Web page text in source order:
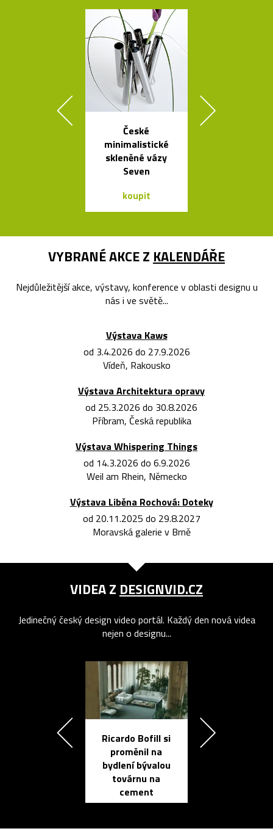
České
minimalistické
skleněné vázy
Seven
koupit
VYBRANÉ AKCE Z KALENDÁŘE
Nejdůležitější akce, výstavy, konference v oblasti designu u
nás i ve světě...
Výstava Kaws
od 3.4.2026 do 27.9.2026
Vídeň, Rakousko
Výstava Architektura opravy
od 25.3.2026 do 30.8.2026
Příbram, Česká republika
Výstava Whispering Things
od 14.3.2026 do 6.9.2026
Weil am Rhein, Německo
Výstava Liběna Rochová: Doteky
od 20.11.2025 do 29.8.2027
Moravská galerie v Brně
VIDEA Z DESIGNVID.CZ
Jedinečný český design video portál. Každý den nová videa
nejen o designu...
Ricardo Bofill si
proměnil na
bydlení bývalou
továrnu na
cement